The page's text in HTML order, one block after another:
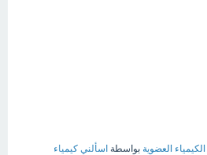
الكيمياء العضوية بواسطة اسألني كيمياء